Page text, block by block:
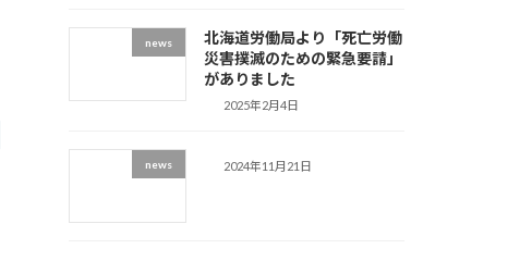
news
北海道労働局より「死亡労働
災害撲滅のための緊急要請」
がありました
2025年2月4日
news 2024年11月21日